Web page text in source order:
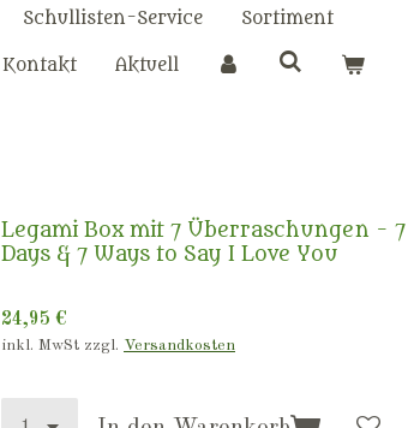
Schullisten-Service Sortiment
Kontakt Aktuell
Legami Box mit 7 Überraschungen - 7
Days & 7 Ways to Say I Love You
24,95 €
inkl. MwSt zzgl. Versandkosten